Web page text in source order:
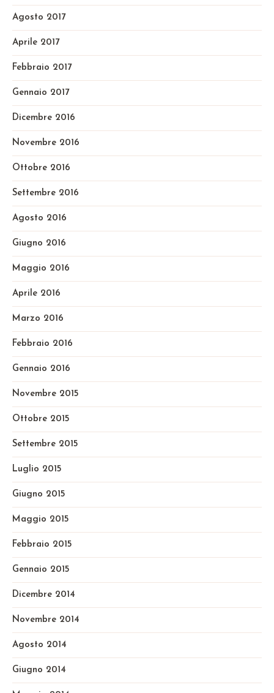
Agosto 2017
Aprile 2017
Febbraio 2017
Gennaio 2017
Dicembre 2016
Novembre 2016
Ottobre 2016
Settembre 2016
Agosto 2016
Giugno 2016
Maggio 2016
Aprile 2016
Marzo 2016
Febbraio 2016
Gennaio 2016
Novembre 2015
Ottobre 2015
Settembre 2015
Luglio 2015
Giugno 2015
Maggio 2015
Febbraio 2015
Gennaio 2015
Dicembre 2014
Novembre 2014
Agosto 2014
Giugno 2014